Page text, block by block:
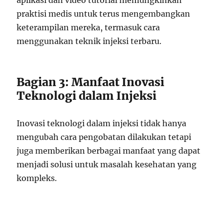
praktisi medis untuk terus mengembangkan
keterampilan mereka, termasuk cara
menggunakan teknik injeksi terbaru.
Bagian 3: Manfaat Inovasi
Teknologi dalam Injeksi
Inovasi teknologi dalam injeksi tidak hanya
mengubah cara pengobatan dilakukan tetapi
juga memberikan berbagai manfaat yang dapat
menjadi solusi untuk masalah kesehatan yang
kompleks.